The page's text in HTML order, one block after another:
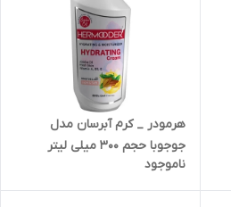
هرمودر _ کرم آبرسان مدل
جوجوبا حجم 300 میلی لیتر
ناموجود